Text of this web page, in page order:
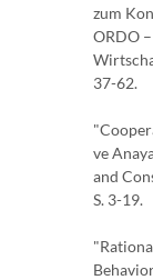
zum
ORDO
37-62.
ve
and
S. 3-19.